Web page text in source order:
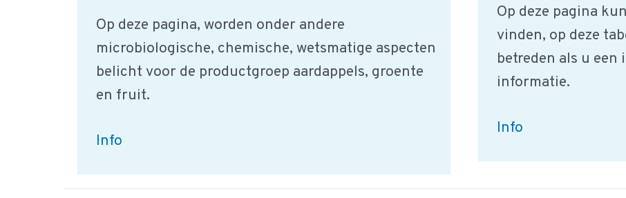
Op deze pagina, worden onder andere
microbiologische, chemische, wetsmatige aspecten
belicht voor de productgroep aardappels, groente
en fruit.
Aardappels,
&
Info
Op deze pagina
vinden, op deze
betreden als u
informatie.
HACCP
Info